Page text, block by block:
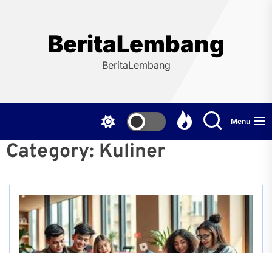
BeritaLembang
BeritaLembang
Menu
Category: Kuliner